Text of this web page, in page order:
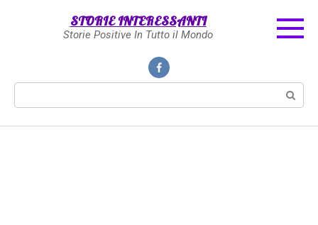
STORIE INTERESSANTI
Storie Positive In Tutto il Mondo